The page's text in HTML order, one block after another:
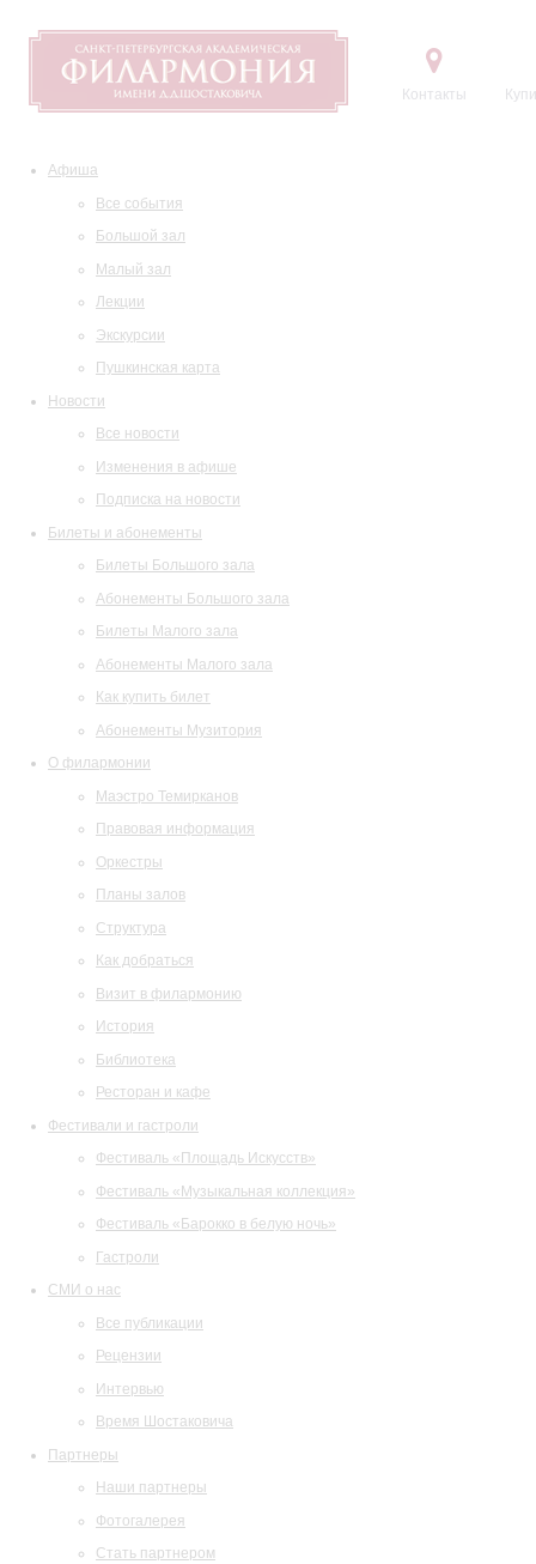
Контакты
Афиша
Все события
Большой зал
Малый зал
Лекции
Экскурсии
Пушкинская карта
Новости
Все новости
Изменения в афише
Подписка на новости
Билеты и абонементы
Билеты Большого зала
Абонементы Большого зала
Билеты Малого зала
Абонементы Малого зала
Как купить билет
Абонементы Музитория
О филармонии
Маэстро Темирканов
Правовая информация
Оркестры
Планы залов
Структура
Как добраться
Визит в филармонию
История
Библиотека
Ресторан и кафе
Фестивали и гастроли
Фестиваль «Площадь Искусств»
Фестиваль «Музыкальная коллекция»
Фестиваль «Барокко в белую ночь»
Гастроли
СМИ о нас
Все публикации
Рецензии
Интервью
Время Шостаковича
Партнеры
Наши партнеры
Фотогалерея
Стать партнером